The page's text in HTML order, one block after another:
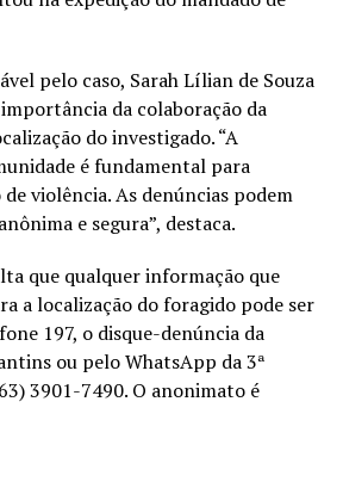
pelo caso, Sarah Lílian de Souza
da colaboração da
do investigado. “A
é fundamental para
violência. As denúncias podem
e segura”, destaca.
que qualquer informação que
a localização do foragido pode ser
197, o disque-denúncia da
ou pelo WhatsApp da 3ª
3901-7490. O anonimato é